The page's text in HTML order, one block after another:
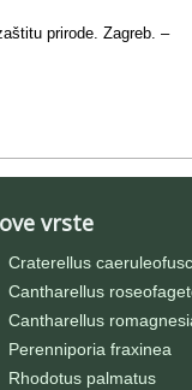
prirode. Zagreb. –
vrste
Craterellus
Cantharellus
Cantharellus
Perenniporia fraxinea
Rhodotus palmatus